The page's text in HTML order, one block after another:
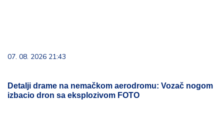
07. 08. 2026 21:43
Detalji drame na nemačkom aerodromu: Vozač nogom
izbacio dron sa eksplozivom FOTO